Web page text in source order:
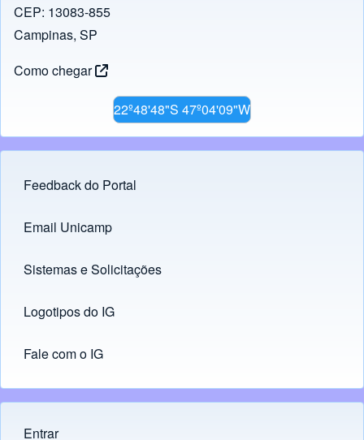
CEP: 13083-855
Campinas, SP
Como chegar
22º48'48"S 47º04'09"W
Footer menu
Feedback do Portal
Links
Email Unicamp
(opens in new tab)
Sistemas e Solicitações
(opens in new tab)
Logotipos do IG
(opens in new tab)
Fale com o IG
Entrar